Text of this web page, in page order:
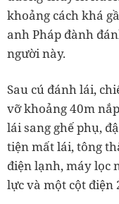
khoảng cách khá
anh Pháp đành
người này.
Sau cú đánh lái,
vỡ khoảng 40m
lái sang ghế phụ,
tiện mất lái, tông
điện lạnh, máy lọc
lực và một cột điện